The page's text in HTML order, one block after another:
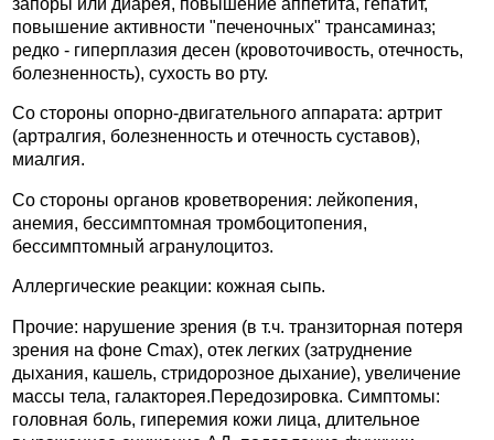
повышение активности "печеночных" трансаминаз;
редко - гиперплазия десен (кровоточивость, отечность,
болезненность), сухость во рту.
Со стороны опорно-двигательного аппарата: артрит
(артралгия, болезненность и отечность суставов),
миалгия.
Со стороны органов кроветворения: лейкопения,
анемия, бессимптомная тромбоцитопения,
бессимптомный агранулоцитоз.
Аллергические реакции: кожная сыпь.
Прочие: нарушение зрения (в т.ч. транзиторная потеря
зрения на фоне Cmax), отек легких (затруднение
дыхания, кашель, стридорозное дыхание), увеличение
массы тела, галакторея.Передозировка. Симптомы:
головная боль, гиперемия кожи лица, длительное